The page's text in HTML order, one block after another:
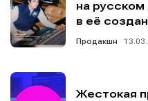
на
в её
Продакшн
Жестокая